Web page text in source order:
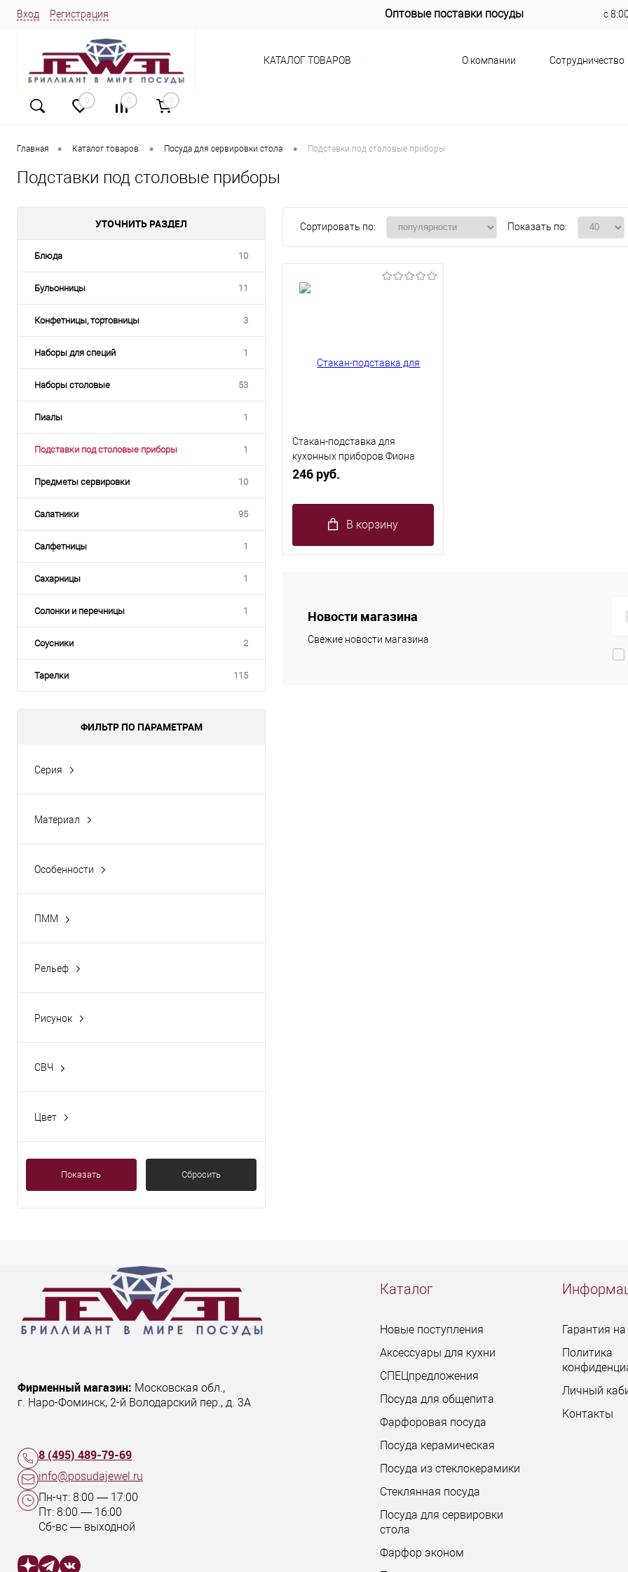
Вход Регистрация Оптовые поставки посуды с
О компании Сотрудничество
0 0 0
КАТАЛОГ ТОВАРОВ
Главная • Каталог товаров • Посуда для сервировки стола • Подставки под столовые приборы
Подставки под столовые приборы
УТОЧНИТЬ РАЗДЕЛ
Блюда 10
Бульонницы 11
Конфетницы, тортовницы 3
Наборы для специй 1
Наборы столовые 53
Пиалы 1
Подставки под столовые приборы 1
Предметы сервировки 10
Салатники 95
Салфетницы 1
Сахарницы 1
Солонки и перечницы 1
Соусники 2
Тарелки 115
ФИЛЬТР ПО ПАРАМЕТРАМ
Серия
Материал
Особенности
СВЧ и ПММ
ПММ
Рельеф
Рисунок
СВЧ
Цвет
Показать Сбросить
Сортировать по: Показать по:
Стакан-подставка для
кухонных приборов Фиона
Jewel (фарфор) 12шт/уп
246 руб.
В корзину
Новости магазина
Свежие новости магазина
Фирменный магазин: Московская обл.,
г. Наро-Фоминск, 2-й Володарский пер., д. 3А
8 (495) 489-79-69
info@posudajewel.ru
Пн-чт: 8:00 — 17:00
Пт: 8:00 — 16:00
Сб-вс — выходной
Каталог
Новые поступления
Аксессуары для кухни
СПЕЦпредложения
Посуда для общепита
Фарфоровая посуда
Посуда керамическая
Посуда из стеклокерамики
Стеклянная посуда
Посуда для сервировки
стола
Фарфор эконом
Гарантия
Политика
Личный
Контакты